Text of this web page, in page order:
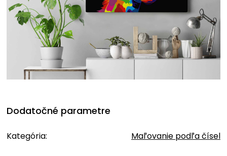
Dodatočné parametre
Kategória: Maľovanie podľa čísel